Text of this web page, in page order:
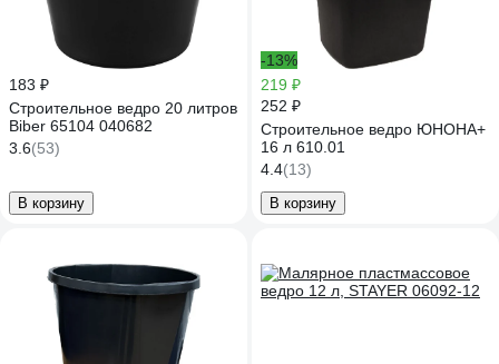
183 ₽
Строительное ведро 20 литров
Biber 65104 040682
3.6(53)
В корзину
-13%
219 ₽
252 ₽
Строительное ведро ЮНОНА+
16 л 610.01
4.4(13)
В корзину